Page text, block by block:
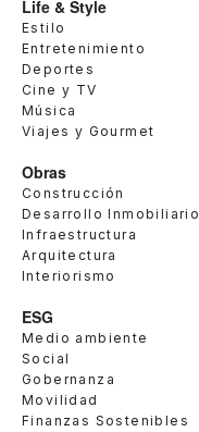
Life & Style
Estilo
Entretenimiento
Deportes
Cine y TV
Música
Viajes y Gourmet
Obras
Construcción
Desarrollo Inmobiliario
Infraestructura
Arquitectura
Interiorismo
ESG
Medio ambiente
Social
Gobernanza
Movilidad
Finanzas Sostenibles